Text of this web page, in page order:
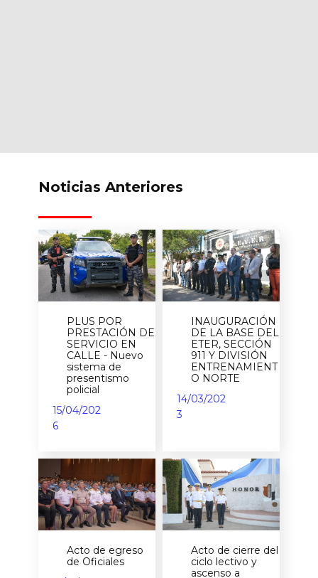
Noticias Anteriores
PLUS POR
PRESTACIÓN DE
SERVICIO EN
CALLE - Nuevo
sistema de
presentismo
policial
15/04/202
6
INAUGURACIÓN
DE LA BASE DEL
ETER, SECCIÓN
911 Y DIVISIÓN
ENTRENAMIENT
O NORTE
14/03/202
3
Acto de egreso
de Oficiales
Acto de cierre del
ciclo lectivo y
ascenso a